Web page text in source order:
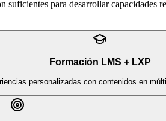
suficientes para desarrollar
Formación LMS + LXP
personalizadas con contenidos en